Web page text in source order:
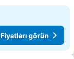
Fiyatları görün